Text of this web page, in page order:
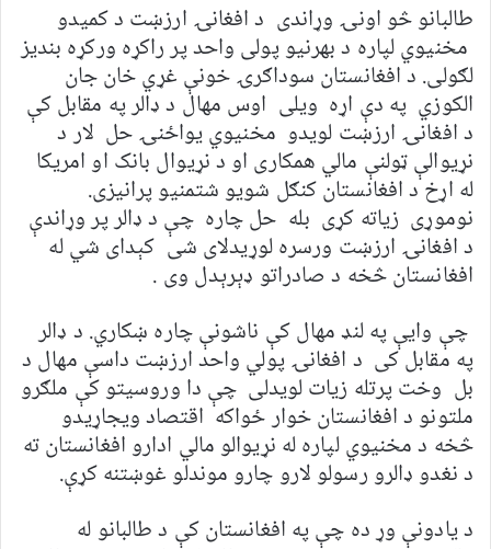
طالبانو څو اونۍ وړاندی د افغانۍ ارزښت د کمیدو
مخنیوي لپاره د بهرنیو پولی واحد پر راکړه ورکړه بندیز
لګولی. د افغانستان سوداګرۍ خونې غړي خان جان
الکوزي په دې اړه ویلی اوس مهال د ډالر په مقابل کې
د افغانۍ ارزښت لویدو مخنیوي یواځنۍ حل لار د
نړیوالې ټولنې مالي همکاری او د نړیوال بانک او امریکا
له اړخ د افغانستان کنګل شویو شتمنیو پرانیزی.
نوموړی زیاته کړی بله حل چاره چې د ډالر پر وړاندې
د افغانۍ ارزښت ورسره لوړیدلای شی کېدای شي له
افغانستان څخه د صادراتو ډېرېدل وی .
چې وایې په لنډ مهال کې ناشونې چاره ښکاري. د ډالر
په مقابل کی د افغانۍ پولي واحد ارزښت داسې مهال د
بل وخت پرتله زیات لویدلی چې دا وروسیتو کې ملګرو
ملتونو د افغانستان خوار ځواکه اقتصاد ویجاړیدو
څخه د مخنیوي لپاره له نړیوالو مالي ادارو افغانستان ته
د نغدو ډالرو رسولو لارو چارو موندلو غوښتنه کړې.
د یادونې وړ ده چې په افغانستان کې د طالبانو له